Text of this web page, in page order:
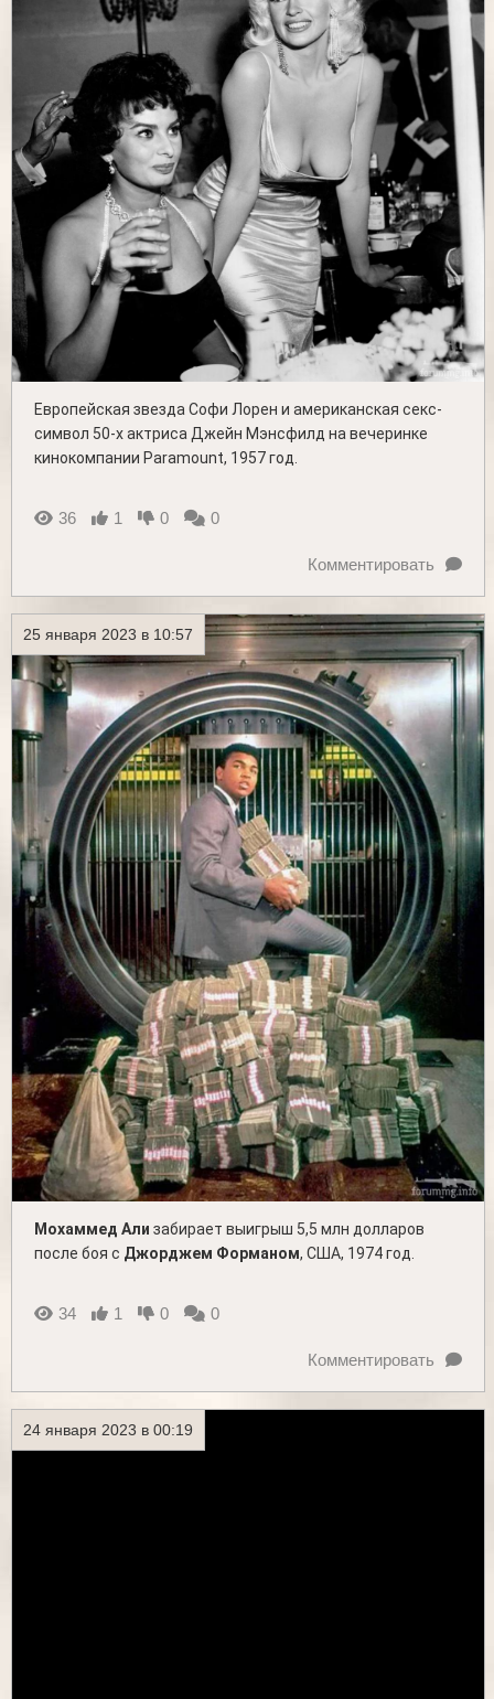
Европейская звезда Софи Лорен и американская секс-
символ 50-х актриса Джейн Мэнсфилд на вечеринке
кинокомпании Paramount, 1957 год.
36 1 0 0
Комментировать
25 января 2023 в 10:57
Мохаммед Али забирает выигрыш 5,5 млн долларов
после боя с Джорджем Форманом, США, 1974 год.
34 1 0 0
Комментировать
24 января 2023 в 00:19